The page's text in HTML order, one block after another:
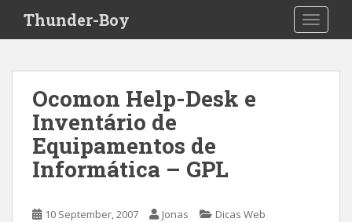
i
Thunder-Boy
Ocomon Help-Desk e
Inventário de
Equipamentos de
Informática – GPL
10 September, 2007 Jonas Dicas Web